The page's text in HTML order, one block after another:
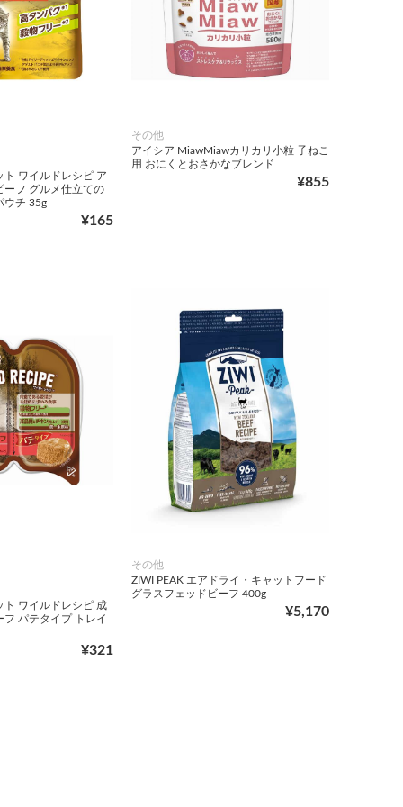
ト ワイルドレシピ ア
ーフ グルメ仕立ての
ウチ 35g
¥165
その他
アイシア MiawMiawカリカリ小粒 子ねこ
用 おにくとおさかなブレンド
¥855
ト ワイルドレシピ 成
フ パテタイプ トレイ
¥321
その他
ZIWI PEAK エアドライ・キャットフード
グラスフェッドビーフ 400g
¥5,170